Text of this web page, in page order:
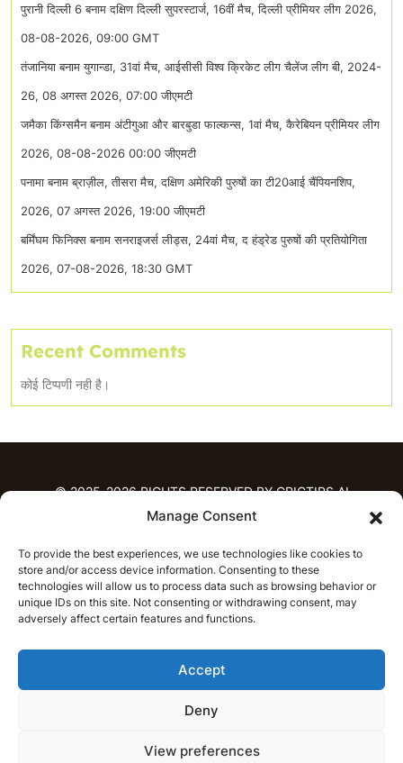
Manage Consent
To provide the best experiences, we use technologies like cookies to
store and/or access device information. Consenting to these
technologies will allow us to process data such as browsing behavior or
unique IDs on this site. Not consenting or withdrawing consent, may
adversely affect certain features and functions.
Accept
Deny
View preferences
पुरानी दिल्ली 6 बनाम दक्षिण दिल्ली सुपरस्टार्ज, 16वीं मैच, दिल्ली प्रीमियर लीग 2026,
08-08-2026, 09:00 GMT
तंजानिया बनाम युगान्डा, 31वां मैच, आईसीसी विश्व क्रिकेट लीग चैलेंज लीग बी, 2024-
26, 08 अगस्त 2026, 07:00 जीएमटी
जमैका किंग्समैन बनाम अंटीगुआ और बारबुडा फाल्कन्स, 1वां मैच, कैरेबियन प्रीमियर लीग
2026, 08-08-2026 00:00 जीएमटी
पनामा बनाम ब्राज़ील, तीसरा मैच, दक्षिण अमेरिकी पुरुषों का टी20आई चैंपियनशिप,
2026, 07 अगस्त 2026, 19:00 जीएमटी
बर्मिंघम फिनिक्स बनाम सनराइजर्स लीड्स, 24वां मैच, द हंड्रेड पुरुषों की प्रतियोगिता
2026, 07-08-2026, 18:30 GMT
Recent Comments
कोई टिप्पणी नही है।
© 2025-2026 RIGHTS RESERVED BY CRICTIPS.AI
भविष्यवाणियाँ
आईपीएल भविष्यवाणियाँ
टी20 लीग भविष्यवाणियाँ
महिला क्रिकेट
नवीनतम क्रिकेट भविष्यवाणियाँ
भविष्यवाणी विश्लेषण
समाचार
आईपीएल समाचार
English